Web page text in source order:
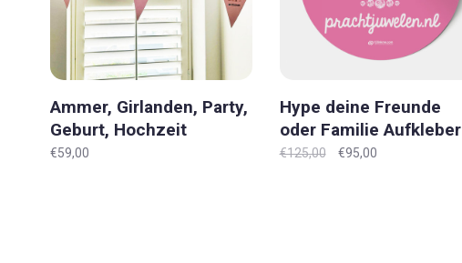
Ammer, Girlanden, Party,
Geburt, Hochzeit
'Original'
€59,00
Hype deine Freunde
oder Familie Aufkleber
'Original' M
€125,00 €95,00